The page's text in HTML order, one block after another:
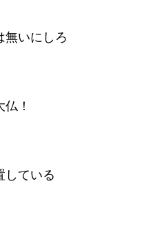
無いにしろ
！
している